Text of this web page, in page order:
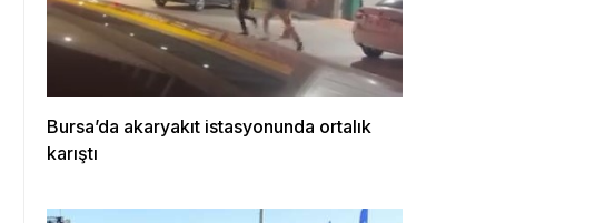
Bursa’da akaryakıt istasyonunda ortalık
karıştı